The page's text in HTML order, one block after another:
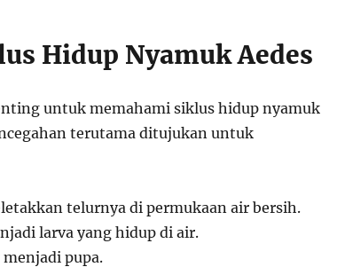
Hidup Nyamuk Aedes
untuk memahami siklus hidup nyamuk
terutama ditujukan untuk
telurnya di permukaan air bersih.
larva yang hidup di air.
pupa.